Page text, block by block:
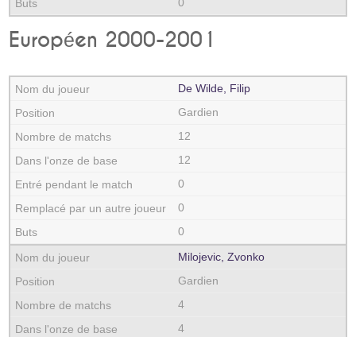
Européen 2000-2001
De Wilde, Filip
Gardien
12
12
0
0
0
Milojevic, Zvonko
Gardien
4
4